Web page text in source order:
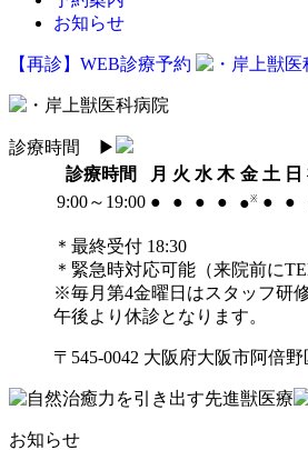
お知らせ
【再診】WEB診療予約
診療時間
▶︎
診療時間
月 火 水 木 金 土 日
9:00～19:00 ● ● ● ● ●※ ● ●
＊最終受付 18:30
＊緊急時対応可能（来院前に
※毎月第4金曜日はスタッフ研修
午後より休診となります。
〒545-0042 大阪府大阪市阿倍
お知らせ